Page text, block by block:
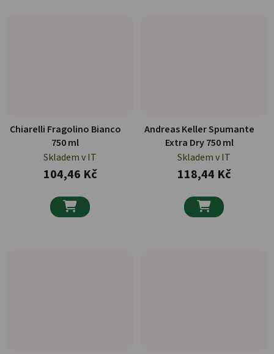
Chiarelli Fragolino Bianco
750 ml
Skladem v IT
104,46 Kč

Andreas Keller Spumante
Extra Dry 750 ml
Skladem v IT
118,44 Kč
